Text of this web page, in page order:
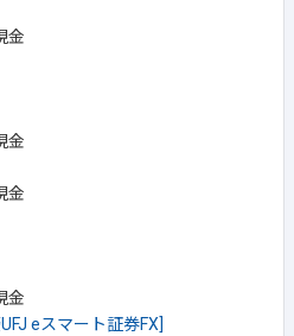
金
金
金
金
eスマート証券FX]